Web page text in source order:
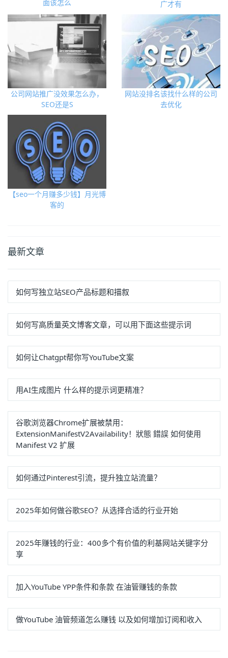
面该怎么
广才有
公司网站推广没效果怎么办，
SEO还是S
网站没排名该找什么样的公司
去优化
【seo一个月赚多少钱】月光博
客的
最新文章
如何写独立站SEO产品标题和描叙
如何写高质量英文博客文章，可以用下面这些提示词
如何让Chatgpt帮你写YouTube文案
用AI生成图片 什么样的提示词更精准？
谷歌浏览器Chrome扩展被禁用：
ExtensionManifestV2Availability！狀態 錯誤 如何使用
Manifest V2 扩展
如何通过Pinterest引流，提升独立站流量？
2025年如何做谷歌SEO？从选择合适的行业开始
2025年赚钱的行业：400多个有价值的利基网站关键字分
享
加入YouTube YPP条件和条款 在油管赚钱的条款
做YouTube 油管频道怎么赚钱 以及如何增加订阅和收入